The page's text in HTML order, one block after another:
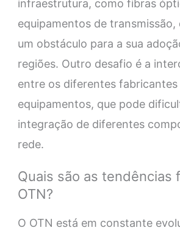
infraestrutura, como fibras
equipamentos de transmissão,
um obstáculo para a sua
regiões. Outro desafio é a
entre os diferentes fabricantes
equipamentos, que pode
integração de diferentes
rede.
Quais são as tendências
OTN?
O OTN está em constante